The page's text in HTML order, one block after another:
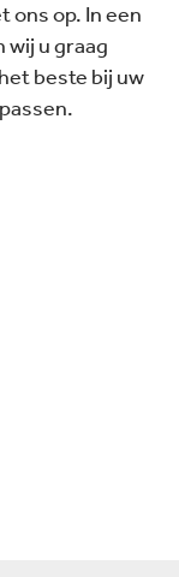
ons op. In een
u graag
beste bij uw